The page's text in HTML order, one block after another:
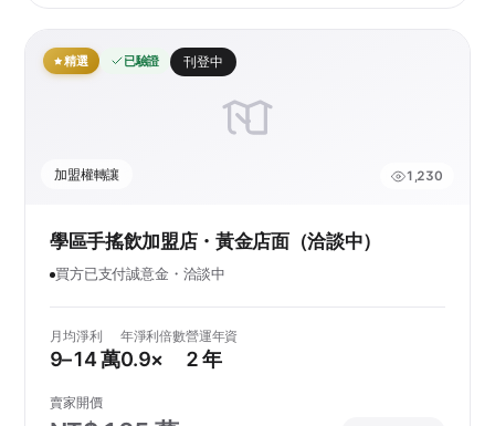
精選 已驗證 刊登中
加盟權轉讓 1,230
學區手搖飲加盟店・黃金店面（洽談中）
買方已支付誠意金・洽談中
月均淨利
9–14 萬
年淨利倍數
0.9×
營運年資
2 年
賣家開價